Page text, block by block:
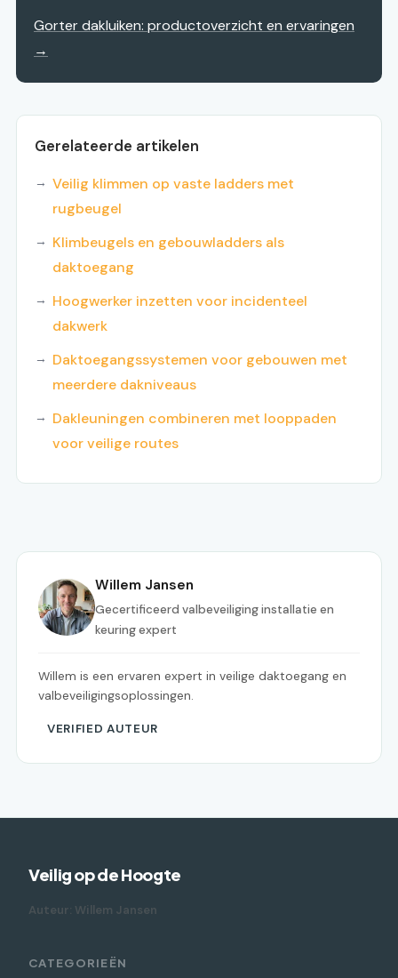
Gorter dakluiken: productoverzicht en ervaringen
→
Gerelateerde artikelen
Veilig klimmen op vaste ladders met
rugbeugel
Klimbeugels en gebouwladders als
daktoegang
Hoogwerker inzetten voor incidenteel
dakwerk
Daktoegangssystemen voor gebouwen met
meerdere dakniveaus
Dakleuningen combineren met looppaden
voor veilige routes
Willem Jansen
Gecertificeerd valbeveiliging installatie en
keuring expert
Willem is een ervaren expert in veilige daktoegang en
valbeveiligingsoplossingen.
VERIFIED AUTEUR
Veilig op de Hoogte
Auteur: Willem Jansen
CATEGORIEËN